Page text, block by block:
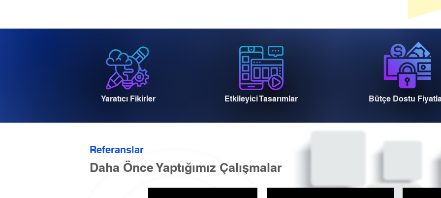
Yaratıcı Fikirler Etkileyici Tasarımlar Bütçe Dostu
Referanslar
Daha Önce Yaptığımız Çalışmalar